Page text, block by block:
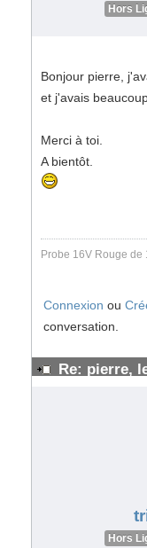
Hors
Bonjour pierre,
et j'avais
Merci à toi.
A bientôt.
Probe 16V Rouge de
Connexion ou
conversation.
Re: pierre,
Hors